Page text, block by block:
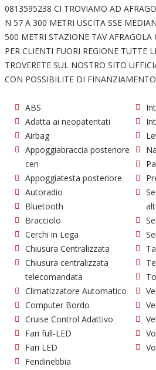
0813595238 CI TROVIAMO AD
N 57 A 300 METRI USCITA SSE
500 METRI STAZIONE TAV AFRAGOLA
PER CLIENTI FUORI REGIONE TUTTE
TROVERETE SUL NOSTRO SITO
CON POSSIBILITE DI
ABS
Adatta ai neopatentati
Airbag
Appoggiabraccia posteriore
cen
Appoggiatesta posteriore
Autoradio
Bluetooth
Bracciolo
Cerchi in Lega
Chiusura Centralizzata
Chiusura centralizzata
telecomandata
Climatizzatore Automatico
Computer Bordo
Cruise Control Adattivo
Fari full-LED
Fari LED
Fendinebbia